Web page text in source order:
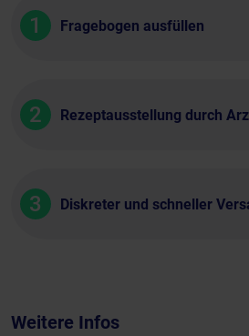
1 Fragebogen ausfüllen
2 Rezeptausstellung durch
3 Diskreter und schneller
Weitere Infos